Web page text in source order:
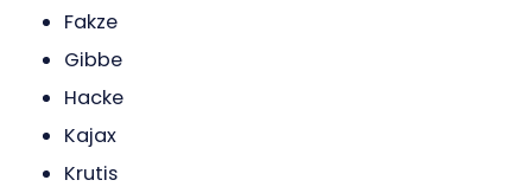
Fakze
Gibbe
Hacke
Kajax
Krutis